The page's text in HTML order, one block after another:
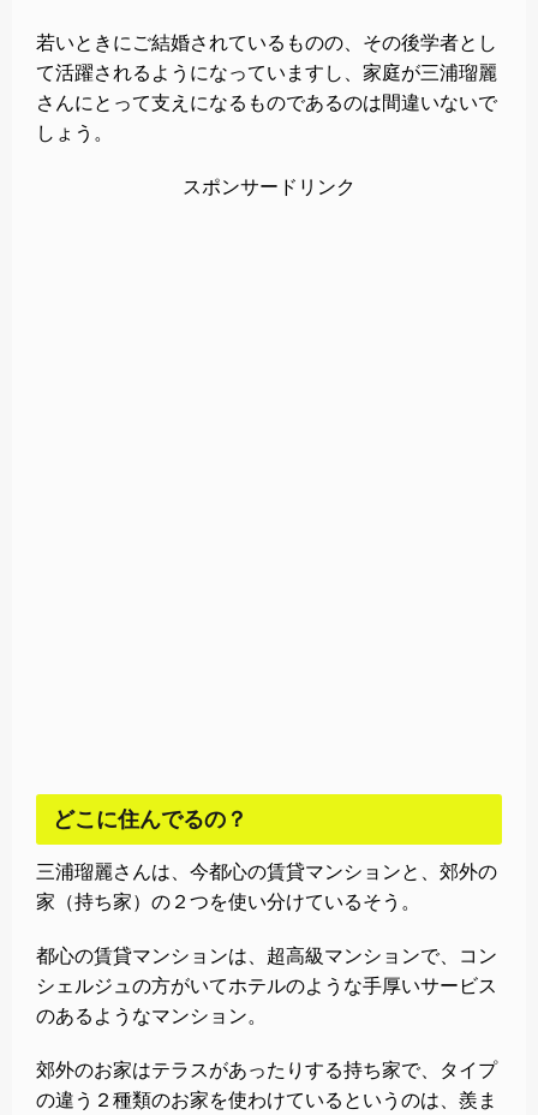
若いときにご結婚されているものの、その後学者とし
て活躍されるようになっていますし、家庭が三浦瑠麗
さんにとって支えになるものであるのは間違いないで
しょう。
スポンサードリンク
どこに住んでるの？
三浦瑠麗さんは、今都心の賃貸マンションと、郊外の
家（持ち家）の２つを使い分けているそう。
都心の賃貸マンションは、超高級マンションで、コン
シェルジュの方がいてホテルのような手厚いサービス
のあるようなマンション。
郊外のお家はテラスがあったりする持ち家で、タイプ
の違う２種類のお家を使わけているというのは、羨ま